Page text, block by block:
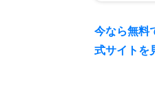
今なら無料
式サイトを